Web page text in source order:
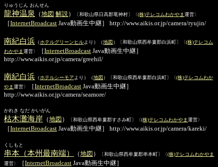
りゅうじん おんせん
龍神温泉 （地図 解説） 〔和歌山県日高郡竜神村〕〈(株)テレコムわかやま運営〉
［InternetBroadcast Java動画生中継］ http://www.aikis.or.jp/camera/ryujin/
南紀白浜 （ホテルグリーンヒルより）（地図 ）〔和歌山県西牟婁郡白浜町〕〈(株)テレコム
わかやま運営〉 ［InternetBroadcast Java動画生中継］
http://www.aikis.or.jp/camera/greehil/
南紀白浜 （ホテルシーモア より）（地図 ）〔和歌山県西牟婁郡白浜町〕〈(株)テレコムわか
やま運営〉 ［InternetBroadcast Java動画生中継］
http://www.aikis.or.jp/camera/seamore/
かれき なだ かいがん
枯木灘海岸 （地図 ） 〔和歌山県西牟婁郡すさみ町〕〈(株)テレコムわかやま運営〉
［InternetBroadcast Java動画生中継］ http://www.aikis.or.jp/camera/kareki/
くしもと
串本（本州最南端） （地図 ） 〔和歌山県西牟婁郡串本町〕〈(株)テレコムわかやま
運営〉
［InternetBroadcast Java動画生中継］